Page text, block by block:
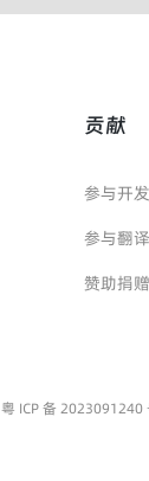
贡献
参与开发
参与翻译
赞助捐赠
粤 ICP 备 2023091240